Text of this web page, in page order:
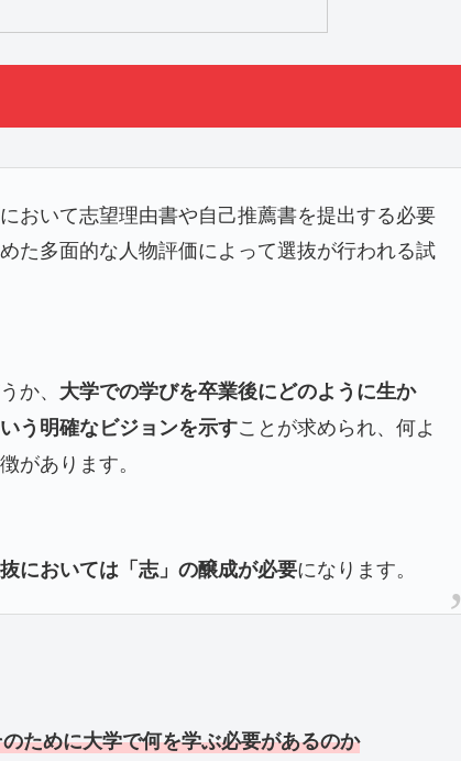
おいて志望理由書や自己推薦書を提出する必要
た多面的な人物評価によって選抜が行われる試
か、 大学での学びを卒業後にどのように生か
う明確なビジョンを示すことが求められ、何よ
があります。
においては「志」の醸成が必要になります。
ために大学で何を学ぶ必要があるのか